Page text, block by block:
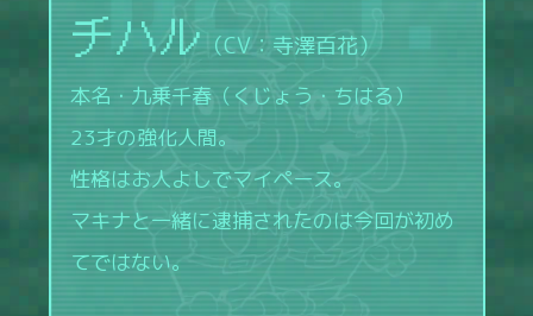
チハル（CV：寺澤百花）
本名・九乗千春（くじょう・ちはる）
23才の強化人間。
性格はお人よしでマイペース。
マキナと一緒に逮捕されたのは今回が初め
てではない。